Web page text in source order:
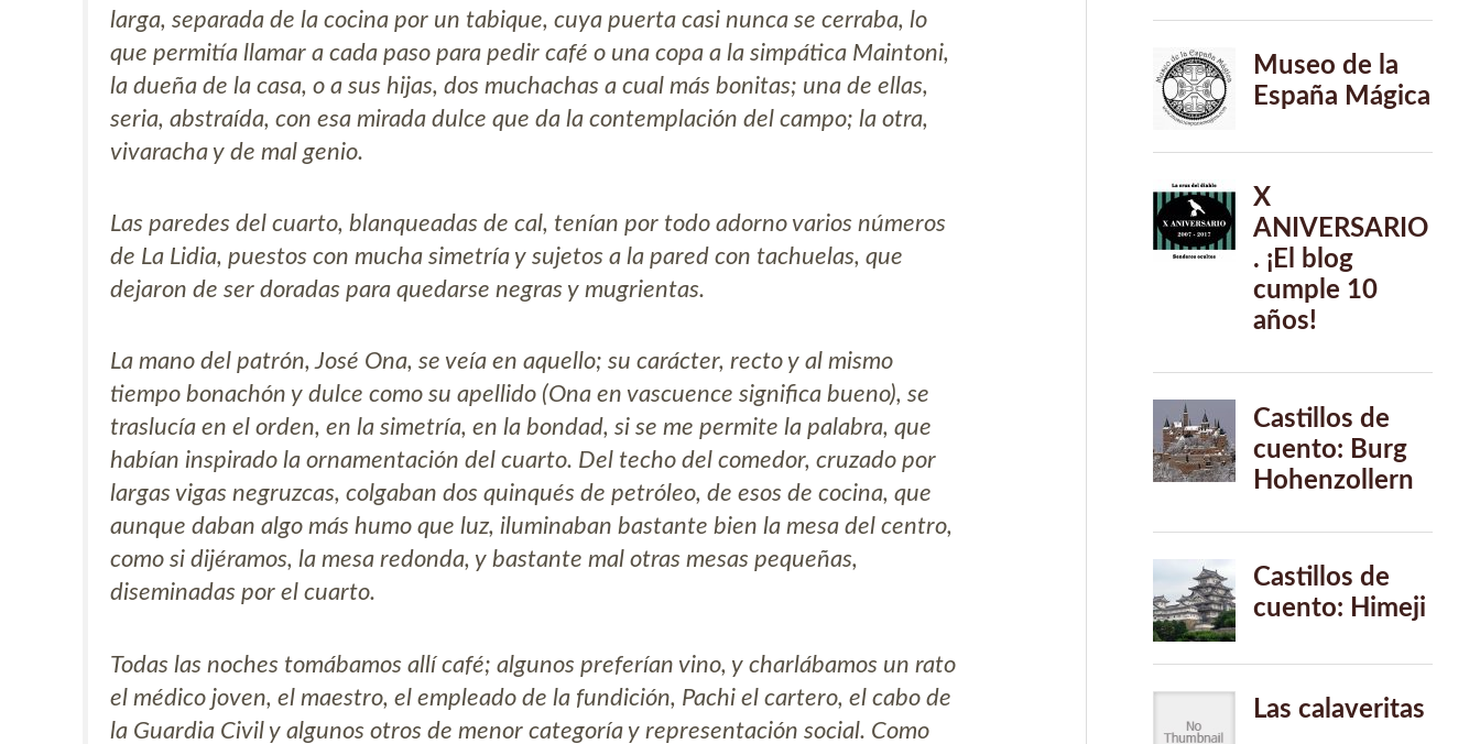
larga, separada de la cocina por un tabique, cuya puerta casi nunca se cerraba, lo
que permitía llamar a cada paso para pedir café o una copa a la simpática Maintoni,
la dueña de la casa, o a sus hijas, dos muchachas a cual más bonitas; una de ellas,
seria, abstraída, con esa mirada dulce que da la contemplación del campo; la otra,
vivaracha y de mal genio.
Las paredes del cuarto, blanqueadas de cal, tenían por todo adorno varios números
de La Lidia, puestos con mucha simetría y sujetos a la pared con tachuelas, que
dejaron de ser doradas para quedarse negras y mugrientas.
La mano del patrón, José Ona, se veía en aquello; su carácter, recto y al mismo
tiempo bonachón y dulce como su apellido (Ona en vascuence significa bueno), se
traslucía en el orden, en la simetría, en la bondad, si se me permite la palabra, que
habían inspirado la ornamentación del cuarto. Del techo del comedor, cruzado por
largas vigas negruzcas, colgaban dos quinqués de petróleo, de esos de cocina, que
aunque daban algo más humo que luz, iluminaban bastante bien la mesa del centro,
como si dijéramos, la mesa redonda, y bastante mal otras mesas pequeñas,
diseminadas por el cuarto.
Todas las noches tomábamos allí café; algunos preferían vino, y charlábamos un rato
el médico joven, el maestro, el empleado de la fundición, Pachi el cartero, el cabo de
la Guardia Civil y algunos otros de menor categoría y representación social. Como